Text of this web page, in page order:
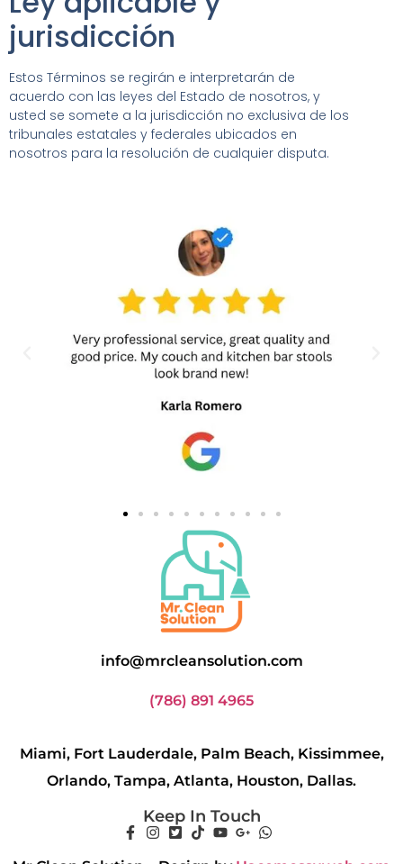
jurisdicción
Estos Términos se regirán e interpretarán de
acuerdo con las leyes del Estado de nosotros, y
usted se somete a la jurisdicción no exclusiva de los
tribunales estatales y federales ubicados en
nosotros para la resolución de cualquier disputa.
info@mrcleansolution.com
(786) 891 4965
Miami, Fort Lauderdale, Palm Beach, Kissimmee,
Orlando, Tampa, Atlanta, Houston, Dallas.
Keep In Touch